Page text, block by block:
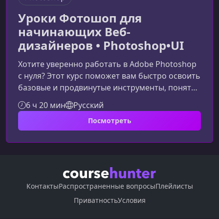
Уроки Фотошоп для
начинающих Веб-
дизайнеров • Photoshop•UI
Хотите уверенно работать в Adobe Photoshop
с нуля? Этот курс поможет вам быстро освоить
базовые и продвинутые инструменты, понять
логику программы и научиться применять её
в веб-дизайне, обработке изображений и
создании графики. Материал подан простым
ждёт в курсе Photoshop для начинающихКурс
получить прочный фундамент работы в
Photoshop без лишней путаницы. Вы б
6 ч 20 мин Русский
Посмотреть
КонтактыРаспространенные вопросыПлейлисты
ПриватностьУсловия